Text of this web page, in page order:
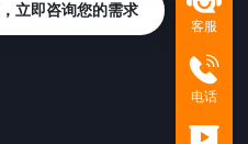
客服
电话
立即咨询您的需求